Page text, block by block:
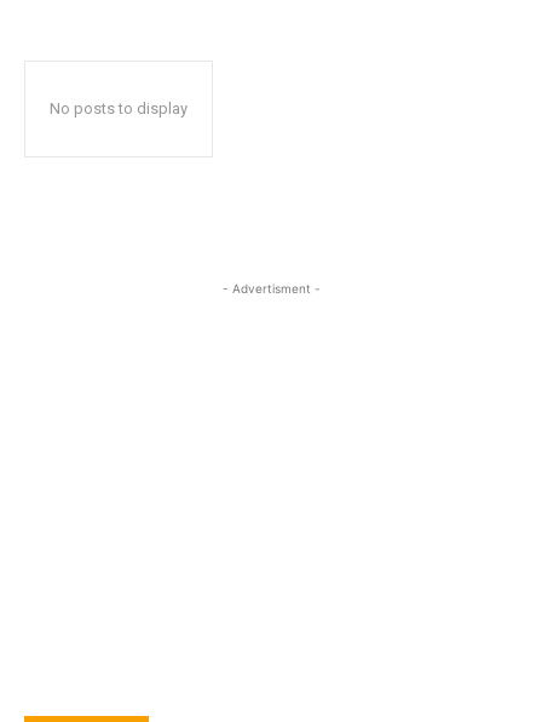
No posts to display
- Advertisment -